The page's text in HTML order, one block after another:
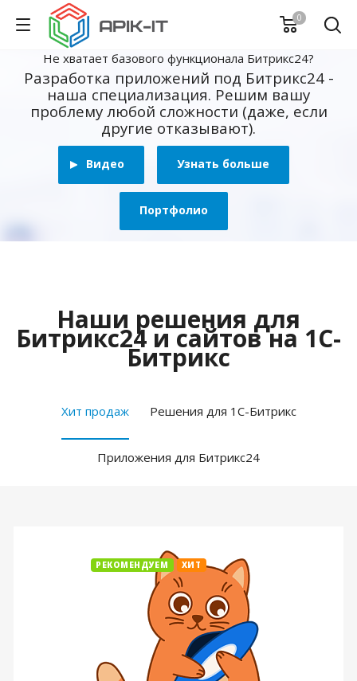
0
Не хватает базового функционала Битрикс24?
Разработка приложений под Битрикс24 -
наша специализация. Решим вашу
проблему любой сложности (даже, если
другие отказывают).
Видео Узнать больше
Портфолио
Наши решения для
Битрикс24 и сайтов на 1С-
Битрикс
Хит продаж Решения для 1С-Битрикс
Приложения для Битрикс24
РЕКОМЕНДУЕМ ХИТ